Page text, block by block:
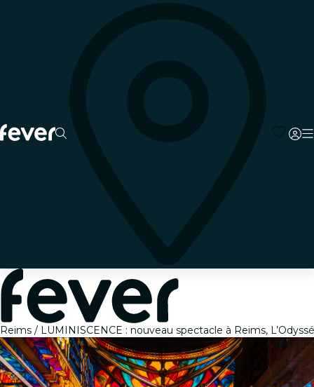
Reims LUMINISCENCE : nouveau spectacle à Reims,